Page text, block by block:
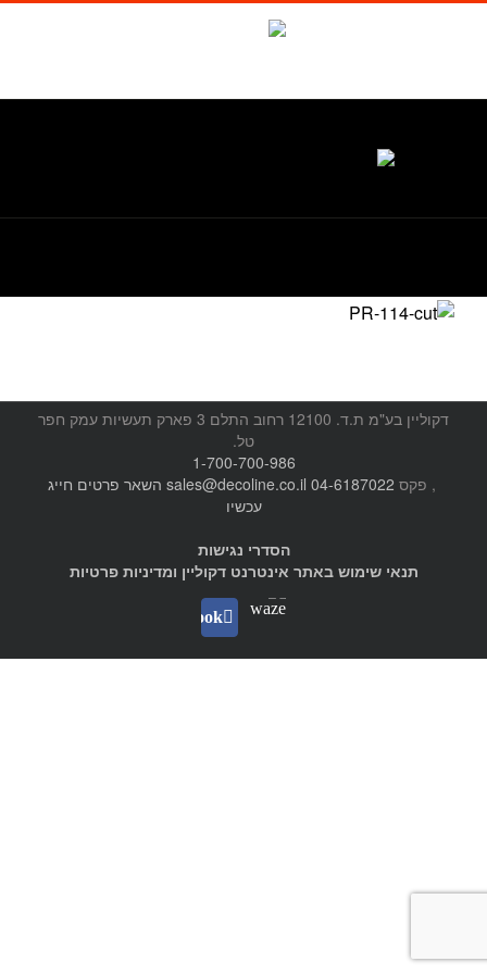
דלג
דקוליין בע"מ ת.ד. 12100 רחוב התלם 3 פארק תעשיות עמק חפר
טל.
1-700-700-986
, פקס 04-6187022
sales@decoline.co.il השאר פרטים חייג
עכשיו
הסדרי נגישות
תנאי שימוש באתר אינטרנט דקוליין ומדיניות פרטיות
Waze
facebook